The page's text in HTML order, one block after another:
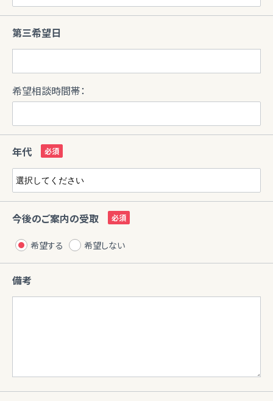
第三希望日
希望相談時間帯：
年代
今後のご案内の受取
希望する 希望しない
備考